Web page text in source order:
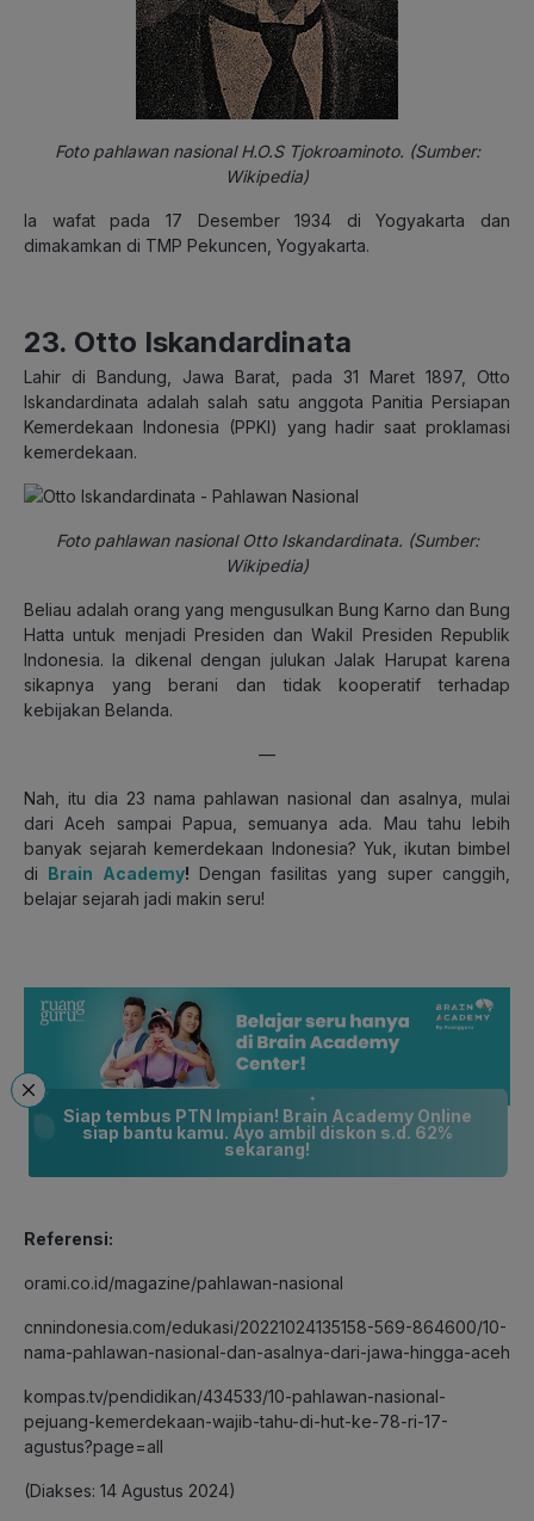
Foto pahlawan nasional H.O.S Tjokroaminoto. (Sumber:
Wikipedia)
Ia wafat pada 17 Desember 1934 di Yogyakarta dan
dimakamkan di TMP Pekuncen, Yogyakarta.
23. Otto Iskandardinata
Lahir di Bandung, Jawa Barat, pada 31 Maret 1897, Otto
Iskandardinata adalah salah satu anggota Panitia Persiapan
Kemerdekaan Indonesia (PPKI) yang hadir saat proklamasi
kemerdekaan.
Foto pahlawan nasional Otto Iskandardinata. (Sumber:
Wikipedia)
Beliau adalah orang yang mengusulkan Bung Karno dan Bung
Hatta untuk menjadi Presiden dan Wakil Presiden Republik
Indonesia. Ia dikenal dengan julukan Jalak Harupat karena
sikapnya yang berani dan tidak kooperatif terhadap
kebijakan Belanda.
—
Nah, itu dia 23 nama pahlawan nasional dan asalnya, mulai
dari Aceh sampai Papua, semuanya ada. Mau tahu lebih
banyak sejarah kemerdekaan Indonesia? Yuk, ikutan bimbel
di Brain Academy! Dengan fasilitas yang super canggih,
belajar sejarah jadi makin seru!
Referensi:
orami.co.id/magazine/pahlawan-nasional
cnnindonesia.com/edukasi/20221024135158-569-864600/10-
nama-pahlawan-nasional-dan-asalnya-dari-jawa-hingga-aceh
kompas.tv/pendidikan/434533/10-pahlawan-nasional-
pejuang-kemerdekaan-wajib-tahu-di-hut-ke-78-ri-17-
agustus?page=all
(Diakses: 14 Agustus 2024)
Siap tembus PTN Impian! Brain Academy Online
siap bantu kamu. Ayo ambil diskon s.d. 62%
sekarang!